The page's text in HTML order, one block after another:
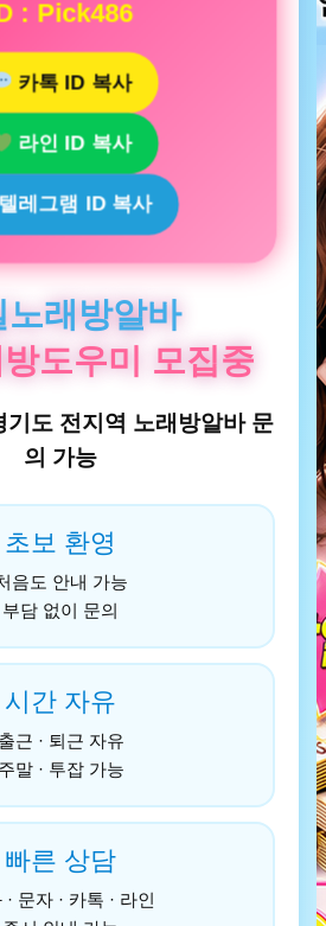
: Pick486
카톡 ID 복사
라인 ID 복사
텔레그램 ID 복사
노래방알바
도우미 모집중
기도 전지역 노래방알바 문
의 가능
초보 환영
음도 안내 가능
부담 없이 문의
시간 자유
출근 · 퇴근 자유
주말 · 투잡 가능
빠른 상담
· 문자 · 카톡 · 라인